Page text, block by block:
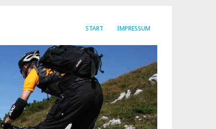
START IMPRESSUM